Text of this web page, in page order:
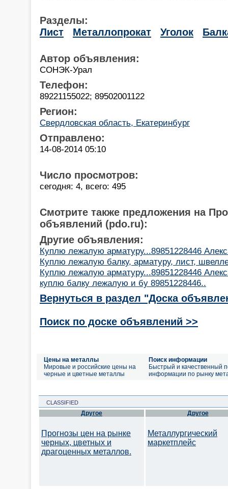
Разделы:
Лист
Металлопрокат Уголок
Автор объявления:
СОНЭК-Урал
Телефон:
89221155022; 89502001122
Регион:
Свердловская область, Екатеринбург
Отправлено:
14-08-2014 05:10
Число просмотров:
сегодня: 4, всего: 495
Смотрите также предложения на
объявлений (pdo.ru):
Другие объявления:
Куплю лежалую арматуру...89851228446
Куплю лежалую балку, арматуру, лист,
Куплю лежалую арматуру...89851228446
куплю балку лежалую и бу 89851228446..
Вернуться в раздел "Доска
Поиск по доске объявлений >>
Цены на металлы
Мировые и российские цены на
черные и цветные металлы
Поиск информации
Быстрый и качественный
информации по рынку
CLASSIFIED
Другое
Прогнозы цен на рынке
черных, цветных и
драгоценных металлов.
Другое
Металлургический
маркетплейс